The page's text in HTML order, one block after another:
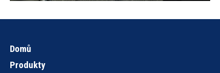
Hlavní
Domů
Produkty